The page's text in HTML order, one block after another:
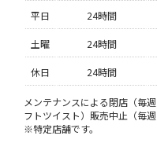
平日 24時間
土曜 24時間
休日 24時間
メンテナンスによる閉店（毎
フトツイスト）販売中止（毎
※特定店舗です。